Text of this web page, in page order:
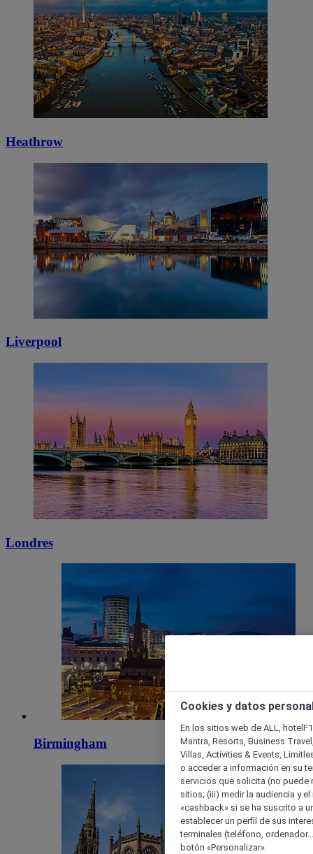
Heathrow
Liverpool
Londres
Birmingham
Cookies y datos
En los sitios web de ALL,
Mantra, Resorts, Business
Villas, Activities & Events,
o acceder a información en su
servicios que solicita (no puede
sitios; (iii) medir la audiencia y
«cashback» si se ha suscrito a
establecer un perfil de sus
terminales (teléfono,
botón «Personalizar».